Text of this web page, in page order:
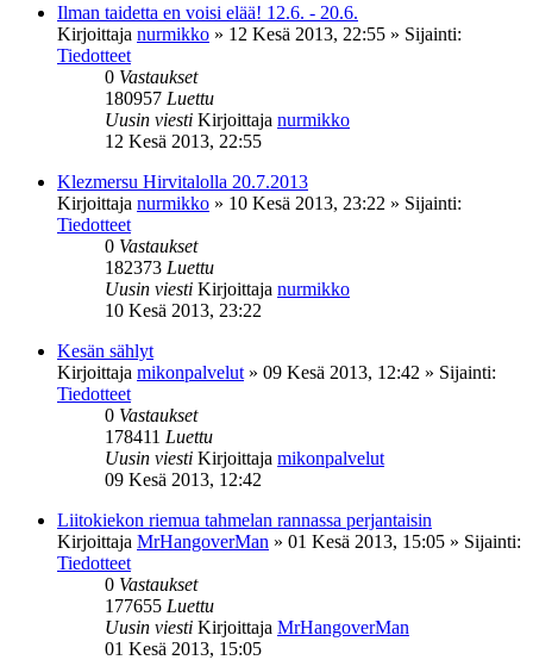
Ilman taidetta en voisi elää! 12.6. - 20.6.
Kirjoittaja nurmikko » 12 Kesä 2013, 22:55 » Sijainti:
Tiedotteet
0 Vastaukset
180957 Luettu
Uusin viesti Kirjoittaja nurmikko
12 Kesä 2013, 22:55
Klezmersu Hirvitalolla 20.7.2013
Kirjoittaja nurmikko » 10 Kesä 2013, 23:22 » Sijainti:
Tiedotteet
0 Vastaukset
182373 Luettu
Uusin viesti Kirjoittaja nurmikko
10 Kesä 2013, 23:22
Kesän sählyt
Kirjoittaja mikonpalvelut » 09 Kesä 2013, 12:42 » Sijainti:
Tiedotteet
0 Vastaukset
178411 Luettu
Uusin viesti Kirjoittaja mikonpalvelut
09 Kesä 2013, 12:42
Liitokiekon riemua tahmelan rannassa perjantaisin
Kirjoittaja MrHangoverMan » 01 Kesä 2013, 15:05 » Sijainti:
Tiedotteet
0 Vastaukset
177655 Luettu
Uusin viesti Kirjoittaja MrHangoverMan
01 Kesä 2013, 15:05